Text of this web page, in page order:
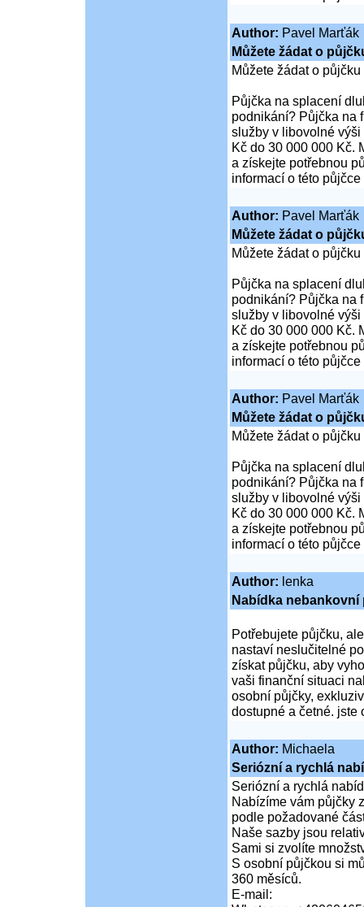
Author: Pavel Marťák
Můžete žádat o
Můžete žádat o
Půjčka na splacení
podnikání? Půjčka na
služby v libovolné
Kč do 30 000 000 Kč.
a získejte potřebnou
informací o této
Author: Pavel Marťák
Můžete žádat o
Můžete žádat o
Půjčka na splacení
podnikání? Půjčka na
služby v libovolné
Kč do 30 000 000 Kč.
a získejte potřebnou
informací o této
Author: Pavel Marťák
Můžete žádat o
Můžete žádat o
Půjčka na splacení
podnikání? Půjčka na
služby v libovolné
Kč do 30 000 000 Kč.
a získejte potřebnou
informací o této
Author: lenka
Nabídka
Potřebujete půjčku,
nastaví neslučitelné
získat půjčku, aby
vaši finanční situaci
osobní půjčky,
dostupné a četné. jste
Author: Michaela
Seriózní a rychlá
Seriózní a rychlá
Nabízíme vám půjčky
podle požadované
Naše sazby jsou
Sami si zvolíte
S osobní půjčkou si
360 měsíců.
E-mail: